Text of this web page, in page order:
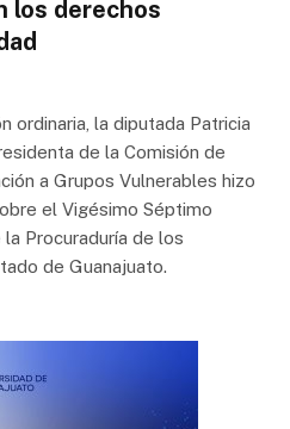
los derechos
ordinaria, la diputada Patricia
de la Comisión de
a Grupos Vulnerables hizo
el Vigésimo Séptimo
Procuraduría de los
de Guanajuato.